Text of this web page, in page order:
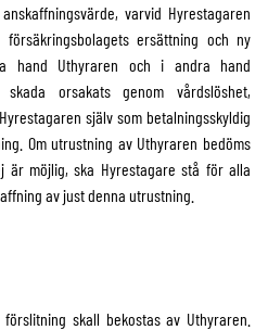
varvid Hyrestagaren
försäkringsbolagets ersättning och ny
hand Uthyraren och i andra hand
orsakats genom vårdslöshet,
själv som betalningsskyldig
Om utrustning av Uthyraren bedöms
möjlig, ska Hyrestagare stå för alla
av just denna utrustning.
skall bekostas av Uthyraren.